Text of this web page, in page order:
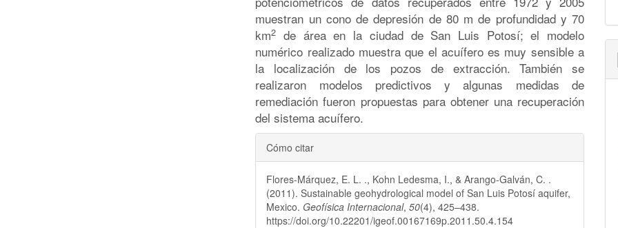
muestran un cono de depresión de 80 m de profundidad y 70
km2 de área en la ciudad de San Luis Potosí; el modelo
numérico realizado muestra que el acuífero es muy sensible a
la localización de los pozos de extracción. También se
realizaron modelos predictivos y algunas medidas de
remediación fueron propuestas para obtener una recuperación
del sistema acuífero.
Detalles
del
artículo
Cómo citar
Flores-Márquez, E. L. ., Kohn Ledesma, I., & Arango-Galván, C. .
(2011). Sustainable geohydrological model of San Luis Potosí aquifer,
Mexico. Geofísica Internacional,50(4), 425–438.
https://doi.org/10.22201/igeof.00167169p.2011.50.4.154